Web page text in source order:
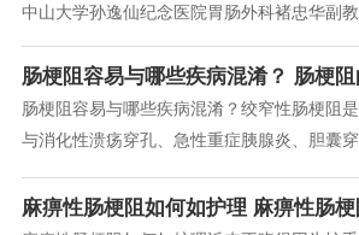
中山大学孙逸仙纪念医院胃肠外科褚忠华副
现，妊娠16～20周、32～36周或产后...
肠梗阻容易与哪些疾病混淆？ 肠梗
肠梗阻容易与哪些疾病混淆？绞窄性肠梗阻
与消化性溃疡穿孔、急性重症胰腺炎、胆囊穿
麻痹性肠梗阻如何如护理 麻痹性肠